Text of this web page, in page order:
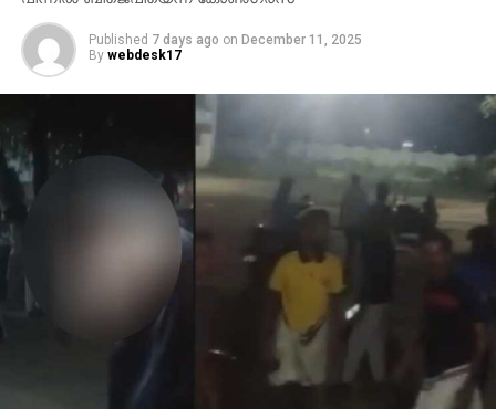
Published 7 days ago on December 11, 2025
By webdesk17